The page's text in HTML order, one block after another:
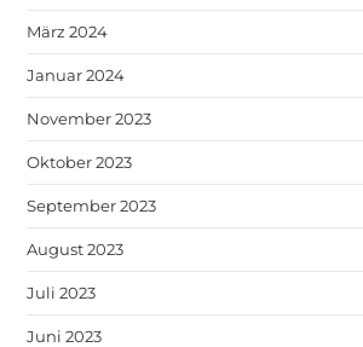
März 2024
Januar 2024
November 2023
Oktober 2023
September 2023
August 2023
Juli 2023
Juni 2023